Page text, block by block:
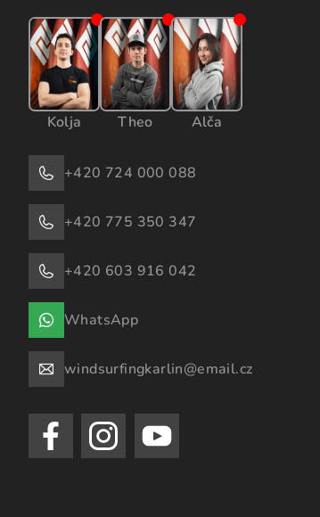
Kolja Theo Alča
+420 724 000 088
+420 775 350 347
+420 603 916 042
WhatsApp
windsurfingkarlin@email.cz